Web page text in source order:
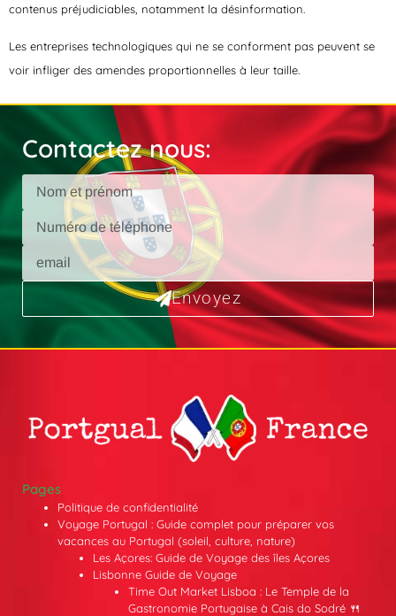
contenus préjudiciables, notamment la désinformation.
Les entreprises technologiques qui ne se conforment pas peuvent se
voir infliger des amendes proportionnelles à leur taille.
Contactez nous:
Envoyez
Pages
Politique de confidentialité
Voyage Portugal : Guide complet pour préparer vos
vacances au Portugal (soleil, culture, nature)
Les Açores: Guide de Voyage des îles Açores
Lisbonne Guide de Voyage
Time Out Market Lisboa : Le Temple de la
Gastronomie Portugaise à Cais do Sodré 🍴